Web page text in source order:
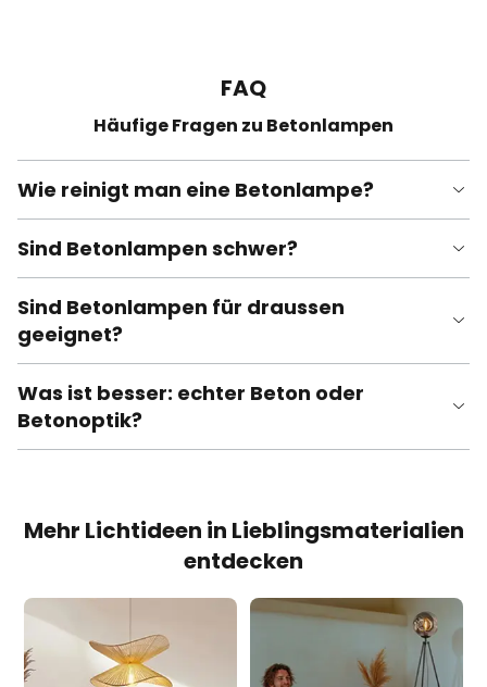
FAQ
Häufige Fragen zu Betonlampen
Wie reinigt man eine Betonlampe?
Sind Betonlampen schwer?
Sind Betonlampen für draussen
geeignet?
Was ist besser: echter Beton oder
Betonoptik?
Mehr Lichtideen in Lieblingsmaterialien
entdecken